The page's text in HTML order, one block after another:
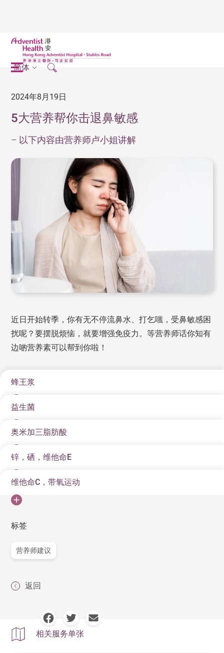
简体
2024年8月19日
5大营养帮你击退鼻敏感
– 以下内容由营养师卢小姐讲解
近日开始转季，你有无不停流鼻水、打乞嗤，受鼻敏感困
扰呢？要摆脱烦恼，就要增强免疫力。等营养师话你知有
边啲营养素可以帮到你啦！
蜂王浆
含丰富蛋白质，抗氧化物如类黄酮，多酚类，及维 他命
(A, B杂, C, D, E)和矿物质。当中它所含大量的维他命B5有
部份研究显示能有助舒缓身体鼻敏感的症状，包括鼻塞
等。
益生菌
益生菌属肠道的益菌，除了维持肠道健康，透过抑制坏
菌亦能有助抗炎和提升免疫力。现时有较多研究支持 双
歧杆菌（Bifidobacterium bifidum)和乳酸杆菌
（Lactobacillus paracasei, Lactobacillus acidophilus) 能
奥米加三脂肪酸
属多元不饱和脂肪酸，带有抗炎作用。食物来源包括果
仁，亚麻籽油，合桃油，菜籽油等。有研究显示日常饮
食多摄取奥米加三脂肪酸能有助消炎及减轻鼻敏感反
应。
锌，硒，维他命E
锌和硒质是维持免疫系统和免疫细胞活性的重要矿物质
之一。含丰富锌质和硒质食物来源包括绿叶蔬菜，如菠
星期能有助舒缓鼻敏感症状。同时，亦有研究显示维他
状。
维他命C，带氧运动
疫力及防止自由基对细胞损害。维他命C的食物来源包括
亦显示透过摄取足够维他命C和恒常带氧运动能有助减少
标签
营养师建议
返回
相关服务单张